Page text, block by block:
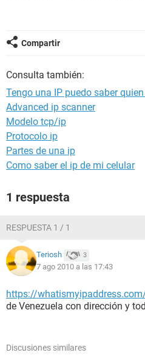
Compartir
Consulta también:
Tengo una IP puedo saber
Advanced ip scanner
Modelo tcp/ip
Protocolo ip
Partes de una ip
Como saber el ip de mi celular
1 respuesta
RESPUESTA 1 / 1
Teriosh 3
7 ago 2010 a las 17:43
https://
de Venezuela con dirección y
Discusiones similares